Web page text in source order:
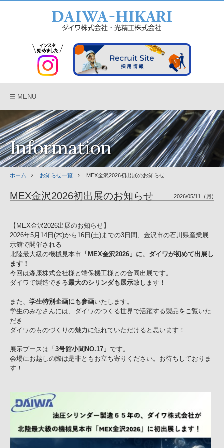
MENU
Information
ホーム お知らせ一覧 MEX金沢2026初出展のお知らせ
MEX金沢2026初出展のお知らせ 2026/05/11（月)
【MEX金沢2026出展のお知らせ】
2026年5月14日(木)から16日(土)までの3日間、 金沢市の石川県産業展
示館で開催される
北陸最大級の機械見本市 「MEX金沢2026」に、ダイワが初めて出展し
ます！
今回は森康株式会社様と端保機工様との合同出展です。
ダイワで製造できる最大のシリンダも展示致します！
また、 学生特別企画にも参画いたします。
学生のみなさんには、ダイワのつくる世界で活躍する製品をご覧いた
だき
ダイワのものづくりの魅力に触れていただけると思います！
展示ブースは 「3号館小間NO.17」 です。
会場にお越しの際は是非ともお立ち寄りください。 お待ちしておりま
す！